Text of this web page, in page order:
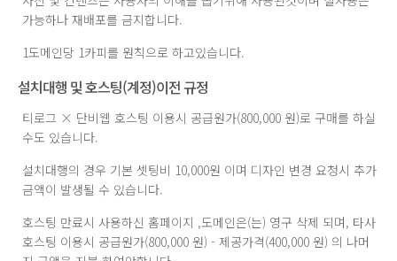
가능하나 재배포를 금지합니다.
1도메인당 1카피를 원칙으로 하고있습니다.
설치대행 및 호스팅(계정)이전 규정
티로그 × 단비웹 호스팅 이용시 공급원가(800,000 원)로 구매를 하실
수도 있습니다.
설치대행의 경우 기본 셋팅비 10,000원 이며 디자인 변경 요청시 추가
금액이 발생될 수 있습니다.
호스팅 만료시 사용하신 홈페이지 ,도메인은(는) 영구 삭제 되며, 타사
호스팅 이용시 공급원가(800,000 원) - 제공가격(400,000 원) 의 나머